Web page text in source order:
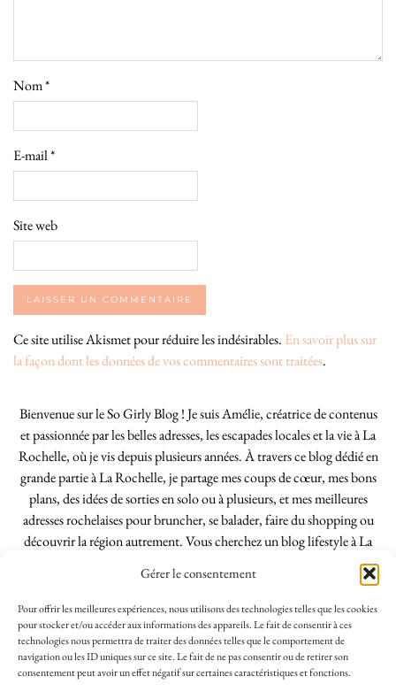
Gérer le consentement
Pour offrir les meilleures expériences, nous utilisons des technologies telles que les cookies
pour stocker et/ou accéder aux informations des appareils. Le fait de consentir à ces
technologies nous permettra de traiter des données telles que le comportement de
navigation ou les ID uniques sur ce site. Le fait de ne pas consentir ou de retirer son
consentement peut avoir un effet négatif sur certaines caractéristiques et fonctions.
Nom*
E-mail*
Site web
Ce site utilise Akismet pour réduire les indésirables. En savoir plus sur
la façon dont les données de vos commentaires sont traitées.
Bienvenue sur le So Girly Blog ! Je suis Amélie, créatrice de contenus
et passionnée par les belles adresses, les escapades locales et la vie à La
Rochelle, où je vis depuis plusieurs années. À travers ce blog dédié en
grande partie à La Rochelle, je partage mes coups de cœur, mes bons
plans, des idées de sorties en solo ou à plusieurs, et mes meilleures
adresses rochelaises pour bruncher, se balader, faire du shopping ou
découvrir la région autrement. Vous cherchez un blog lifestyle à La
Rochelle, tenu par une locale ? Vous êtes au bon endroit. Que vous
soyez Rochelais·e ou de passage dans notre belle ville, j’espère que mes
articles vous aideront à profiter de La Rochelle comme un·e vrai·e
initié·e. !